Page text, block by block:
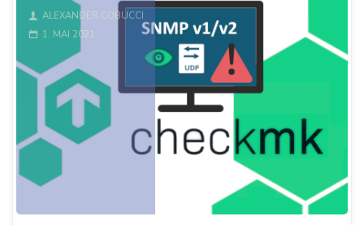
ALEXANDER COBUCCI
1. MAI 2021